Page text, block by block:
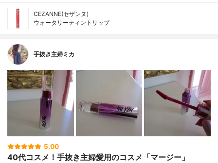
CEZANNE(セザンヌ)
ウォータリーティントリップ
手抜き主婦ミカ
5.00
40代コスメ！手抜き主婦愛用のコスメ「マージー」